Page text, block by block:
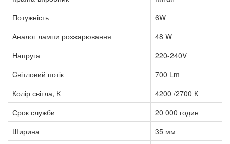
Потужність
6W
Аналог лампи розжарювання
48 W
Напруга
220-240V
Cвітловий потік
700 Lm
Колір світла, К
4200 /2700 К
Срок служби
20 000 годин
Ширина
35 мм